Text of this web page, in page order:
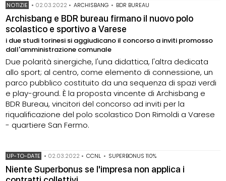
NOTIZIE • 02.03.2022 • ARCHISBANG • BDR BUREAU
Archisbang e BDR bureau firmano il nuovo polo
scolastico e sportivo a Varese
i due studi torinesi si aggiudicano il concorso a inviti promosso
dall'amministrazione comunale
Due polarità sinergiche, l'una didattica, l'altra dedicata
allo sport; al centro, come elemento di connessione, un
parco pubblico costituito da una sequenza di spazi verdi
e play-ground. È la proposta vincente di Archisbang e
BDR Bureau, vincitori del concorso ad inviti per la
riqualificazione del polo scolastico Don Rimoldi a Varese
- quartiere San Fermo.
UP-TO-DATE • 02.03.2022 • CCNL • SUPERBONUS 110%
Niente Superbonus se l'impresa non applica i